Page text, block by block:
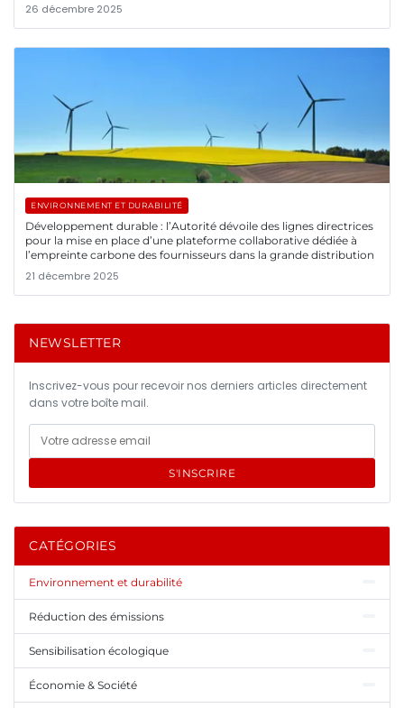
26 décembre 2025
ENVIRONNEMENT ET DURABILITÉ
Développement durable : l’Autorité dévoile des lignes directrices
pour la mise en place d’une plateforme collaborative dédiée à
l’empreinte carbone des fournisseurs dans la grande distribution
21 décembre 2025
NEWSLETTER
Inscrivez-vous pour recevoir nos derniers articles directement
dans votre boîte mail.
S'INSCRIRE
CATÉGORIES
Environnement et durabilité
Réduction des émissions
Sensibilisation écologique
Économie & Société